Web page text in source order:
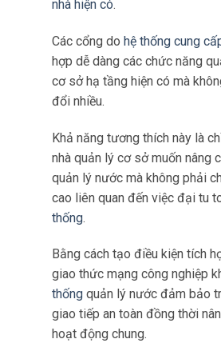
nhà hiện có.
Các cổng do hệ thống cung
hợp dễ dàng các chức năng
cơ sở hạ tầng hiện có mà
đổi nhiều.
Khả năng tương thích này là
nhà quản lý cơ sở muốn nâng
quản lý nước mà không phải
cao liên quan đến việc đại tu
thống.
Bằng cách tạo điều kiện tích
giao thức mạng công nghiệp
thống quản lý nước đảm bảo
giao tiếp an toàn đồng thời
hoạt động chung.